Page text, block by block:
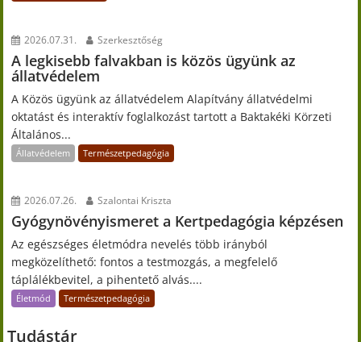
2026.07.31. Szerkesztőség
A legkisebb falvakban is közös ügyünk az
állatvédelem
A Közös ügyünk az állatvédelem Alapítvány állatvédelmi
oktatást és interaktív foglalkozást tartott a Baktakéki Körzeti
Általános...
Állatvédelem Természetpedagógia
2026.07.26. Szalontai Kriszta
Gyógynövényismeret a Kertpedagógia képzésen
Az egészséges életmódra nevelés több irányból
megközelíthető: fontos a testmozgás, a megfelelő
táplálékbevitel, a pihentető alvás....
Életmód Természetpedagógia
Tudástár